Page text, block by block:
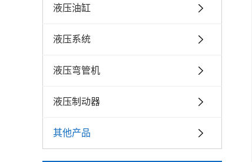
液压油缸
液压系统
液压弯管机
液压制动器
其他产品